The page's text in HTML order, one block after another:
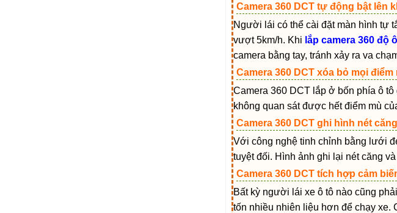
Camera 360 DCT tự động bật lên
Người lái có thể cài đặt màn hình tự
vượt 5km/h. Khi lắp camera 360 độ
camera bằng tay, tránh xảy ra va
Camera 360 DCT xóa bỏ mọi điểm
Camera 360 DCT lắp ở bốn phía ô
không quan sát được hết điểm mù
Camera 360 DCT ghi hình nét
Với công nghệ tinh chỉnh bằng lưới
tuyệt đối. Hình ảnh ghi lại nét căng
Camera 360 DCT tích hợp cảm
Bất kỳ người lái xe ô tô nào cũng
tốn nhiều nhiên liệu hơn để chạy xe.